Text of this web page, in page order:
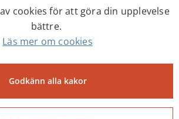
cookies för att göra din upplevelse
bättre.
Läs mer om cookies
Godkänn alla kakor